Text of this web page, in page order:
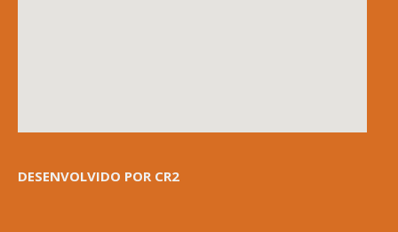
DESENVOLVIDO POR CR2